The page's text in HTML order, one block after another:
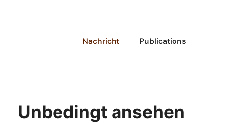
Nachricht
Publications
Unbedingt ansehen